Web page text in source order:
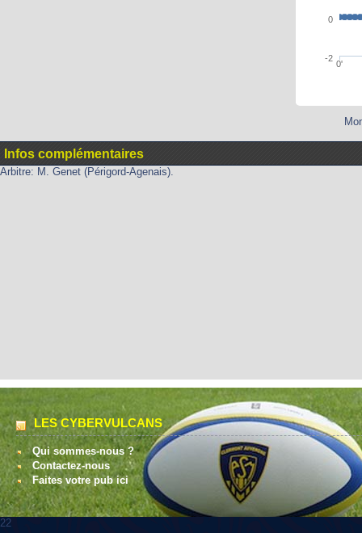
0'
-2
0
Infos complémentaires
Arbitre: M. Genet (Périgord-Agenais).
LES CYBERVULCANS
Qui sommes-nous ?
Contactez-nous
Faites votre pub ici
22